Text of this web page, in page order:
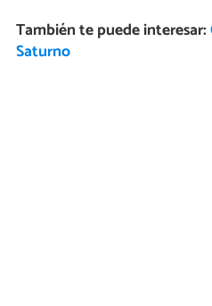
También te puede interesar:
Saturno